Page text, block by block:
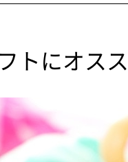
トにオス